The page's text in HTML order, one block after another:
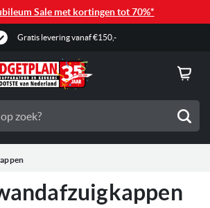
Sale met kortingen tot 70%*
Gratis levering vanaf €150,-